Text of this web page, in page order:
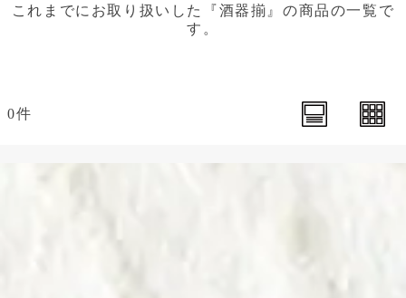
これまでにお取り扱いした『酒器揃』の商品の一覧で
す。
0件